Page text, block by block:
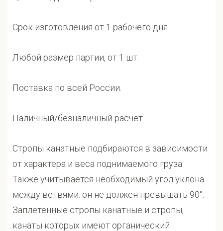
Срок изготовления от 1 рабочего дня.
Любой размер партии, от 1 шт.
Поставка по всей России.
Наличный/безналичный расчёт.
Стропы канатные подбираются в зависимости
от характера и веса поднимаемого груза.
Также учитывается необходимый угол уклона
между ветвями: он не должен превышать 90°.
Заплетенные стропы канатные и стропы,
канаты которых имеют органический